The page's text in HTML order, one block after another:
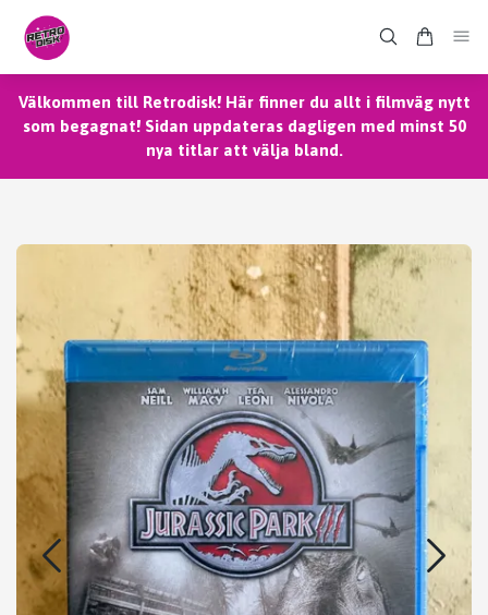
Välkommen till Retrodisk! Här finner du allt i filmväg nytt
som begagnat! Sidan uppdateras dagligen med minst 50
nya titlar att välja bland.